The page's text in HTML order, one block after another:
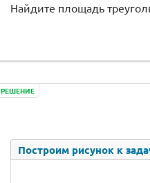
Найдите площадь
РЕШЕНИЕ
Построим рисунок к